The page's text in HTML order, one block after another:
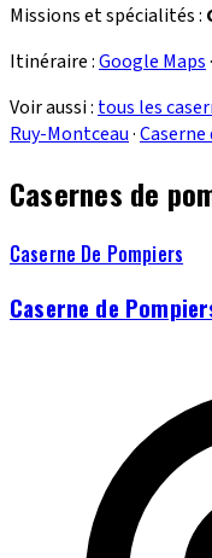
Missions et spécialités :
Itinéraire :Google Maps·
Voir aussi : tous les
Ruy-Montceau·
Casernes de
Caserne De Pompiers
Caserne de